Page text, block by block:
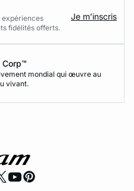
expériences
fidélités offerts.
Je m’inscris
Corp™
mondial qui œuvre au
vivant.